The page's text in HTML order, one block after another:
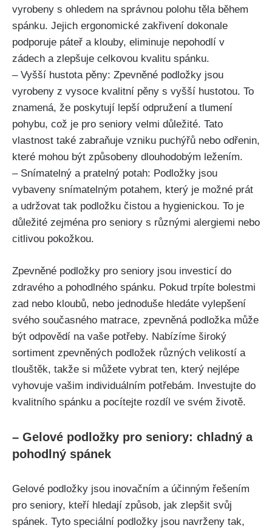
vyrobeny s ohledem na správnou polohu⁤ těla během
spánku. Jejich ergonomické‌ zakřivení dokonale
podporuje páteř a klouby, eliminuje nepohodlí v
zádech a zlepšuje celkovou kvalitu spánku.
– Vyšší hustota ⁢pěny: Zpevněné ⁣podložky⁤ jsou
⁣vyrobeny z vysoce kvalitní pěny s vyšší hustotou. To
znamená, že poskytují lepší odpružení a tlumení
⁤pohybu, což je pro​ seniory velmi důležité. Tato
vlastnost ⁣také zabraňuje vzniku puchýřů nebo odřenin,
které mohou být způsobeny dlouhodobým ležením.
– ‍Snímatelný a pratelný‌ potah: Podložky jsou⁣
vybaveny snímatelným potahem, který je možné prát
a udržovat tak podložku čistou a hygienickou. To je
důležité zejména pro​ seniory s‌ různými‍ alergiemi nebo‌
citlivou pokožkou.
Zpevněné podložky pro ⁣seniory ‍jsou investicí do
zdravého a pohodlného spánku. Pokud‌ trpíte bolestmi
zad nebo kloubů, nebo jednoduše hledáte vylepšení
svého ⁤současného ⁤matrace, zpevněná podložka může
být⁣ odpovědí na vaše potřeby. Nabízíme široký⁢
sortiment zpevněných podložek různých velikostí a
tlouštěk, takže si můžete vybrat ten, který nejlépe
vyhovuje vašim individuálním potřebám.⁢ Investujte⁣ do
kvalitního​ spánku a pocítejte rozdíl ve svém životě.
– Gelové podložky pro seniory: chladný a
pohodlný ‌spánek
Gelové podložky⁢ jsou inovačním a účinným řešením
pro seniory, ⁤kteří hledají‍ způsob, jak ⁢zlepšit svůj
spánek. Tyto ‌speciální podložky jsou navrženy⁤ tak,‌